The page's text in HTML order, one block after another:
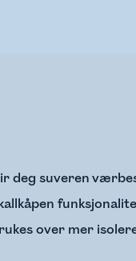
deg suveren
over mer